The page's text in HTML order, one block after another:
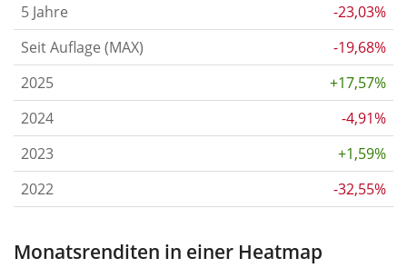
5 Jahre
-23,03%
Seit Auflage (MAX)
-19,68%
2025
+17,57%
2024
-4,91%
2023
+1,59%
2022
-32,55%
Monatsrenditen in einer Heatmap